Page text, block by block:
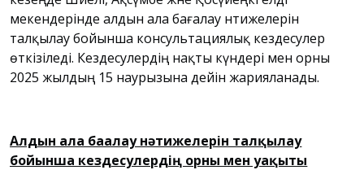
мекендерінде алдын ала бағалау нәтижелерін
талқылау бойынша консультациялық кездесулер
өткізіледі. Кездесулердің нақты күндері мен орны
2025 жылдың 15 наурызына дейін жарияланады.
Алдын ала бағалау нәтижелерін талқылау
бойынша кездесулердің орны мен уақыты